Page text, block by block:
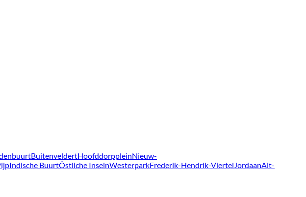
BuitenveldertHoofddorppleinNieuw-
Indische BuurtÖstliche InselnWesterparkFrederik-Hendrik-ViertelJordaanAlt-